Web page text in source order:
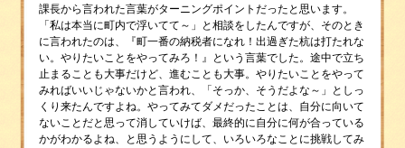
課長から言われた言葉がターニングポイントだったと思います。
「私は本当に町内で浮いてて～」と相談をしたんですが、そのとき
に言われたのは、『町一番の納税者になれ！出過ぎた杭は打たれな
い。やりたいことをやってみろ！』という言葉でした。途中で立ち
止まることも大事だけど、進むことも大事。やりたいことをやって
みればいいじゃないかと言われ、「そっか、そうだよな～」としっ
くり来たんですよね。やってみてダメだったことは、自分に向いて
ないことだと思って消していけば、最終的に自分に何が合っている
かがわかるよね、と思うようにして、いろいろなことに挑戦してみ